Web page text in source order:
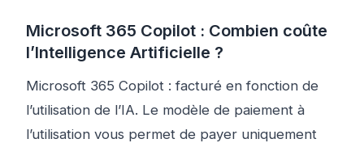
Microsoft 365 Copilot : Combien coûte
l’Intelligence Artificielle ?
Microsoft 365 Copilot : facturé en fonction de
l’utilisation de l’IA. Le modèle de paiement à
l’utilisation vous permet de payer uniquement